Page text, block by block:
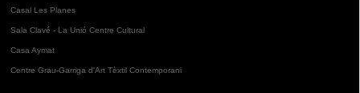
Casal Les Planes
Sala Clavé - La Unió Centre Cultural
Casa Aymat
Centre Grau-Garriga d'Art Tèxtil Contemporani